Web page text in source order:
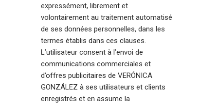
expressément, librement et
volontairement au traitement automatisé
de ses données personnelles, dans les
termes établis dans ces clauses.
L’utilisateur consent à l’envoi de
communications commerciales et
d’offres publicitaires de VERÓNICA
GONZÁLEZ à ses utilisateurs et clients
enregistrés et en assume la